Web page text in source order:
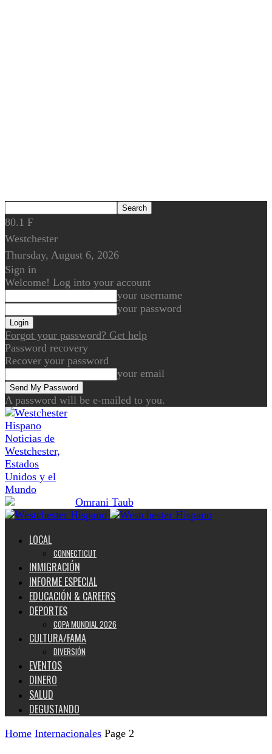
80.1 F
Westchester
Thursday, August 6, 2026
Sign in
Welcome! Log into your account
your username
your password
Forgot your password? Get help
Password recovery
Recover your password
your email
A password will be e-mailed to you.
Noticias de
Westchester,
Estados
Unidos y el
Mundo
LOCAL
CONNECTICUT
INMIGRACIÓN
INFORME ESPECIAL
EDUCACIÓN & CAREERS
DEPORTES
COPA MUNDIAL 2026
CULTURA/FAMA
DIVERSIÓN
EVENTOS
DINERO
SALUD
DEGUSTANDO
Home Internacionales Page 2